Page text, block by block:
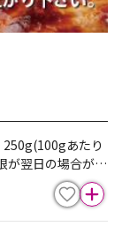
250g(100gあたり
翌日の場合があ